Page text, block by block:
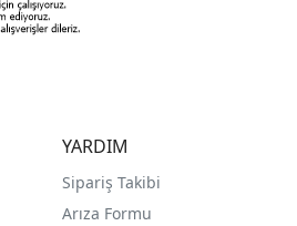
YARDIM
Sipariş Takibi
Arıza Formu